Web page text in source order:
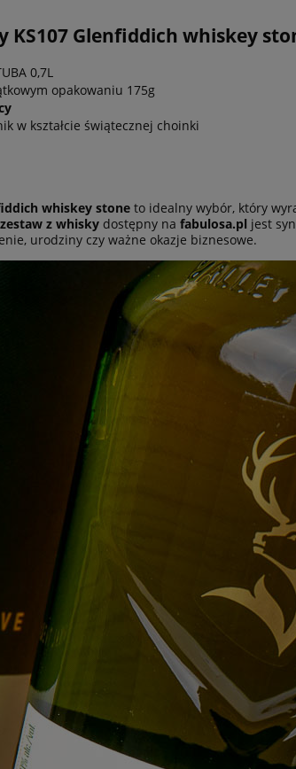
KS107 Glenfiddich whiskey
0,7L
opakowaniu 175g
w kształcie świątecznej choinki
whiskey stone to idealny wybór, który
zestaw z whisky dostępny na fabulosa.pl jest
urodziny czy ważne okazje biznesowe.